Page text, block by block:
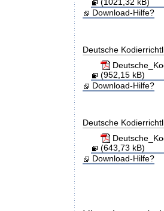
Download-Hilfe?
Deutsche
(952,15 kB)
Download-Hilfe?
Deutsche
(643,73 kB)
Download-Hilfe?